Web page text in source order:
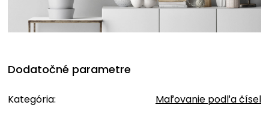
Dodatočné parametre
Kategória: Maľovanie podľa čísel